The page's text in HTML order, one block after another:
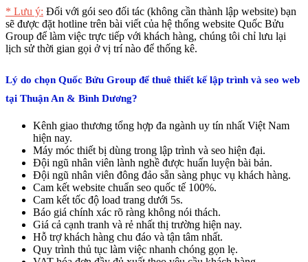
* Lưu ý: Đối với gói seo đối tác (không cần thành lập website) bạn
sẽ được đặt hotline trên bài viết của hệ thống website Quốc Bửu
Group để làm việc trực tiếp với khách hàng, chúng tôi chỉ lưu lại
lịch sử thời gian gọi ở vị trí nào để thống kê.
Lý do chọn Quốc Bửu Group để thuê thiết kế lập trình và seo web
tại Thuận An & Bình Dương?
Kênh giao thương tổng hợp đa ngành uy tín nhất Việt Nam
hiện nay.
Máy móc thiết bị dùng trong lập trình và seo hiện đại.
Đội ngũ nhân viên lành nghề được huấn luyện bài bản.
Đội ngũ nhân viên đông đảo sẵn sàng phục vụ khách hàng.
Cam kết website chuẩn seo quốc tế 100%.
Cam kết tốc độ load trang dưới 5s.
Báo giá chính xác rõ ràng không nói thách.
Giá cả cạnh tranh và rẻ nhất thị trường hiện nay.
Hỗ trợ khách hàng chu đáo và tận tâm nhất.
Quy trình thủ tục làm việc nhanh chóng gọn lẹ.